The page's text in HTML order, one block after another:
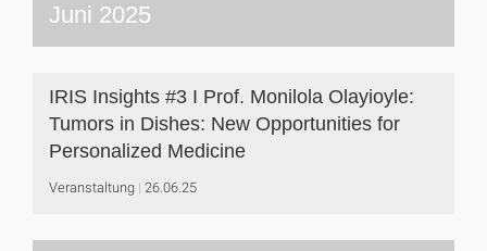
Juni 2025
IRIS Insights #3 I Prof. Monilola Olayioyle:
Tumors in Dishes: New Opportunities for
Personalized Medicine
Veranstaltung 26.06.25